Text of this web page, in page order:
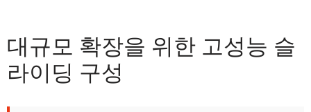
대규모 확장을 위한 고성능 슬
라이딩 구성